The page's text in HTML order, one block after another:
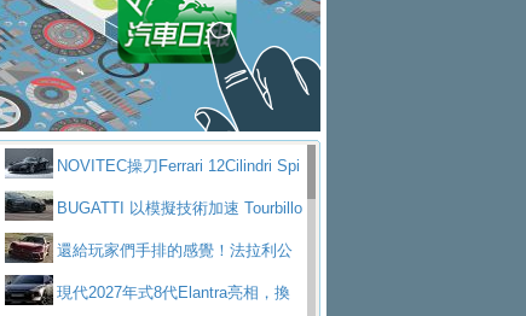
隊表現精彩淨零減碳指標性應用 純電動水泥預
拌車 消防車除了滅火裝備還需要什麼？
一探SITRAK “準” 消防車的究竟
大益金龍初試啼聲，汽柴油5噸貨車
不是對手正宗年鑑2025年全球自動車年鑑1月
下旬問世！2024第六屆ISUZU運轉職人挑戰賽
首度前進南台灣熱烈開戰
豪華電能休旅新星 Audi Q4 Sportba
ck 55 e-tron S lineScania Taiwan 逆風而行，加深力
道投資布局
大型 SUV 鎖定七人座豪華市場
BMW攜手漫威電影【蜘蛛人：重生
日】 Skoda 發表全新 Peaq 內裝：七人
座純電旗艦 SUV，行李廂最大可達 935 公
升
全新純電 Mercedes-Benz C 400 4
MATIC Electric 登場
奢華與科技大躍進，MAZDA全新3
代CX-5全方位進化提前亮相並展開預售94.9
萬起
馬自達公布 2027 年式 MX-5 更
新，新增 Yakudo 特別版
Skoda Peaq 發表全新電動動力系
統 最長續航逾 640 公里、支援雙向供電
BMW M2 首度導入 xDrive 四驅，
NOVITEC操刀Ferrari 12Cilindri Spi
der 碳纖維空力、鍛造輪圈與Inconel排氣
上身
BUGATTI 以模擬技術加速 Tourbillo
n 動態開發還給玩家們手排的感覺！法拉利公
布12Cilidri Manaule手排超跑產品細節
現代2027年式8代Elantra亮相，換